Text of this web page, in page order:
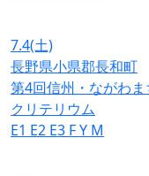
7.4(土)
長野県小県郡長和町
第4回信州・ながわ
クリテリウム
E1 E2 E3 FY M